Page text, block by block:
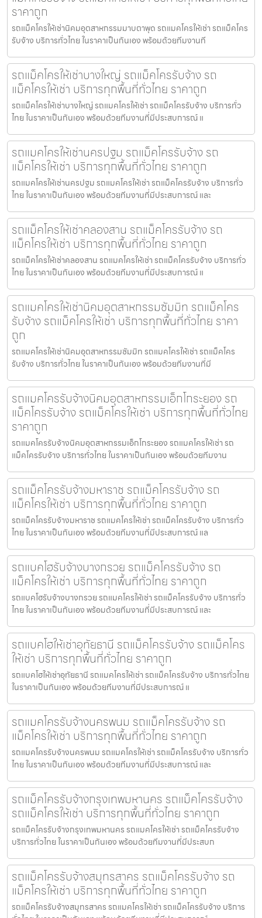
ราคาถูก
รถแม็คโครให้เช่านิคมอุตสาหกรรมมาบตาพุด รถแมคโครให้เช่า รถแม็คโคร
รับจ้าง บริการทั่วไทย ในราคาเป็นกันเอง พร้อมด้วยทีมงานที
รถแม็คโครให้เช่าบางใหญ่ รถแม็คโครรับจ้าง รถ
แม็คโครให้เช่า บริการทุกพื้นที่ทั่วไทย ราคาถูก
รถแม็คโครให้เช่าบางใหญ่ รถแมคโครให้เช่า รถแม็คโครรับจ้าง บริการทั่ว
ไทย ในราคาเป็นกันเอง พร้อมด้วยทีมงานที่มีประสบการณ์ แ
รถแมคโครให้เช่านครปฐม รถแม็คโครรับจ้าง รถ
แม็คโครให้เช่า บริการทุกพื้นที่ทั่วไทย ราคาถูก
รถแมคโครให้เช่านครปฐม รถแมคโครให้เช่า รถแม็คโครรับจ้าง บริการทั่ว
ไทย ในราคาเป็นกันเอง พร้อมด้วยทีมงานที่มีประสบการณ์ และ
รถแม็คโครให้เช่าคลองสาน รถแม็คโครรับจ้าง รถ
แม็คโครให้เช่า บริการทุกพื้นที่ทั่วไทย ราคาถูก
รถแม็คโครให้เช่าคลองสาน รถแมคโครให้เช่า รถแม็คโครรับจ้าง บริการทั่ว
ไทย ในราคาเป็นกันเอง พร้อมด้วยทีมงานที่มีประสบการณ์ แ
รถแมคโครให้เช่านิคมอุตสาหกรรมซัมมิท รถแม็คโคร
รับจ้าง รถแม็คโครให้เช่า บริการทุกพื้นที่ทั่วไทย ราคา
ถูก
รถแมคโครให้เช่านิคมอุตสาหกรรมซัมมิท รถแมคโครให้เช่า รถแม็คโคร
รับจ้าง บริการทั่วไทย ในราคาเป็นกันเอง พร้อมด้วยทีมงานที่มี
รถแมคโครรับจ้างนิคมอุตสาหกรรมเอ็กโกระยอง รถ
แม็คโครรับจ้าง รถแม็คโครให้เช่า บริการทุกพื้นที่ทั่วไทย
ราคาถูก
รถแมคโครรับจ้างนิคมอุตสาหกรรมเอ็กโกระยอง รถแมคโครให้เช่า รถ
แม็คโครรับจ้าง บริการทั่วไทย ในราคาเป็นกันเอง พร้อมด้วยทีมงาน
รถแม็คโครรับจ้างมหาราช รถแม็คโครรับจ้าง รถ
แม็คโครให้เช่า บริการทุกพื้นที่ทั่วไทย ราคาถูก
รถแม็คโครรับจ้างมหาราช รถแมคโครให้เช่า รถแม็คโครรับจ้าง บริการทั่ว
ไทย ในราคาเป็นกันเอง พร้อมด้วยทีมงานที่มีประสบการณ์ แล
รถแบคโฮรับจ้างบางกรวย รถแม็คโครรับจ้าง รถ
แม็คโครให้เช่า บริการทุกพื้นที่ทั่วไทย ราคาถูก
รถแบคโฮรับจ้างบางกรวย รถแมคโครให้เช่า รถแม็คโครรับจ้าง บริการทั่ว
ไทย ในราคาเป็นกันเอง พร้อมด้วยทีมงานที่มีประสบการณ์ และ
รถแบคโฮให้เช่าอุทัยธานี รถแม็คโครรับจ้าง รถแม็คโคร
ให้เช่า บริการทุกพื้นที่ทั่วไทย ราคาถูก
รถแบคโฮให้เช่าอุทัยธานี รถแมคโครให้เช่า รถแม็คโครรับจ้าง บริการทั่วไทย
ในราคาเป็นกันเอง พร้อมด้วยทีมงานที่มีประสบการณ์ แ
รถแมคโครรับจ้างนครพนม รถแม็คโครรับจ้าง รถ
แม็คโครให้เช่า บริการทุกพื้นที่ทั่วไทย ราคาถูก
รถแมคโครรับจ้างนครพนม รถแมคโครให้เช่า รถแม็คโครรับจ้าง บริการทั่ว
ไทย ในราคาเป็นกันเอง พร้อมด้วยทีมงานที่มีประสบการณ์ และ
รถแม็คโครรับจ้างกรุงเทพมหานคร รถแม็คโครรับจ้าง
รถแม็คโครให้เช่า บริการทุกพื้นที่ทั่วไทย ราคาถูก
รถแม็คโครรับจ้างกรุงเทพมหานคร รถแมคโครให้เช่า รถแม็คโครรับจ้าง
บริการทั่วไทย ในราคาเป็นกันเอง พร้อมด้วยทีมงานที่มีประสบก
รถแม็คโครรับจ้างสมุทรสาคร รถแม็คโครรับจ้าง รถ
แม็คโครให้เช่า บริการทุกพื้นที่ทั่วไทย ราคาถูก
รถแม็คโครรับจ้างสมุทรสาคร รถแมคโครให้เช่า รถแม็คโครรับจ้าง บริการ